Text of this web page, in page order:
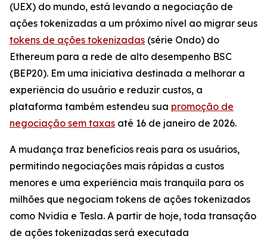
(UEX) do mundo, está levando a negociação de
ações tokenizadas a um próximo nível ao migrar seus
tokens de ações tokenizadas (série Ondo) do
Ethereum para a rede de alto desempenho BSC
(BEP20). Em uma iniciativa destinada a melhorar a
experiência do usuário e reduzir custos, a
plataforma também estendeu sua promoção de
negociação sem taxas até 16 de janeiro de 2026.
A mudança traz benefícios reais para os usuários,
permitindo negociações mais rápidas a custos
menores e uma experiência mais tranquila para os
milhões que negociam tokens de ações tokenizados
como Nvidia e Tesla. A partir de hoje, toda transação
de ações tokenizadas será executada